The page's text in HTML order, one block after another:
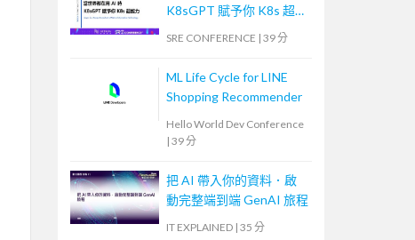
K8sGPT 賦予你 K8s 超能
SRE CONFERENCE | 39 分
ML Life Cycle for LINE
Shopping Recommender
Hello World Dev Conference
| 39 分
把 AI 帶入你的資料．啟
動完整端到端 GenAI 旅程
IT EXPLAINED | 35 分